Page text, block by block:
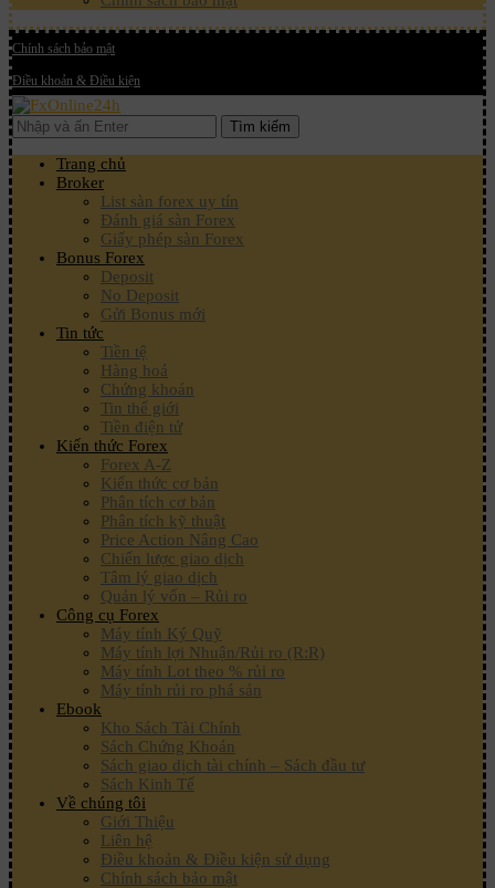
Chính sách bảo mật
Điều khoản & Điều kiện
Tìm kiếm
Trang chủ
Broker
List sàn forex uy tín
Đánh giá sàn Forex
Giấy phép sàn Forex
Bonus Forex
Deposit
No Deposit
Gửi Bonus mới
Tin tức
Tiền tệ
Hàng hoá
Chứng khoán
Tin thế giới
Tiền điện tử
Kiến thức Forex
Forex A-Z
Kiến thức cơ bản
Phân tích cơ bản
Phân tích kỹ thuật
Price Action Nâng Cao
Chiến lược giao dịch
Tâm lý giao dịch
Quản lý vốn – Rủi ro
Công cụ Forex
Máy tính Ký Quỹ
Máy tính lợi Nhuận/Rủi ro (R:R)
Máy tính Lot theo % rủi ro
Máy tính rủi ro phá sản
Ebook
Kho Sách Tài Chính
Sách Chứng Khoán
Sách giao dịch tài chính – Sách đầu tư
Sách Kinh Tế
Về chúng tôi
Giới Thiệu
Liên hệ
Điều khoản & Điều kiện sử dụng
Chính sách bảo mật